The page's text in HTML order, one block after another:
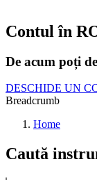
Contul în
De acum poți
DESCHIDE UN
Breadcrumb
Home
Caută